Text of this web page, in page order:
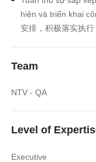
hiện và triển khai
安排，积极落实执行
Team
NTV - QA
Level of
Executive